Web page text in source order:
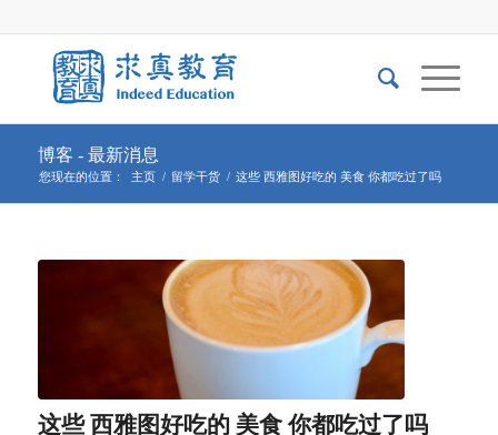
博客 - 最新消息
您现在的位置： 主页 / 留学干货 / 这些 西雅图好吃的 美食 你都吃过了吗
这些 西雅图好吃的 美食 你都吃过了吗